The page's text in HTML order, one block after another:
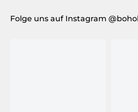
Folge uns auf Instagram